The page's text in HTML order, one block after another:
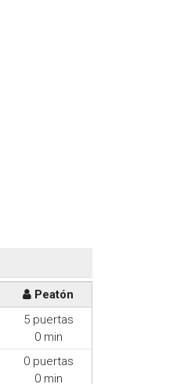
Peatón
5 puertas
0 min
0 puertas
0 min